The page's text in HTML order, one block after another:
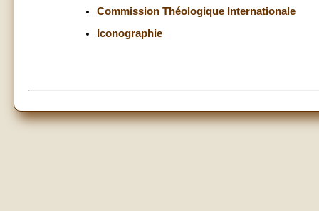
Commission Théologique Internationale
Iconographie